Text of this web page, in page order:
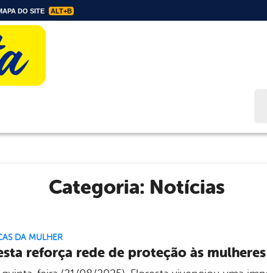
DO SITE ALT+B
Categoria: Notícias
DA MULHER
reforça rede de proteção às